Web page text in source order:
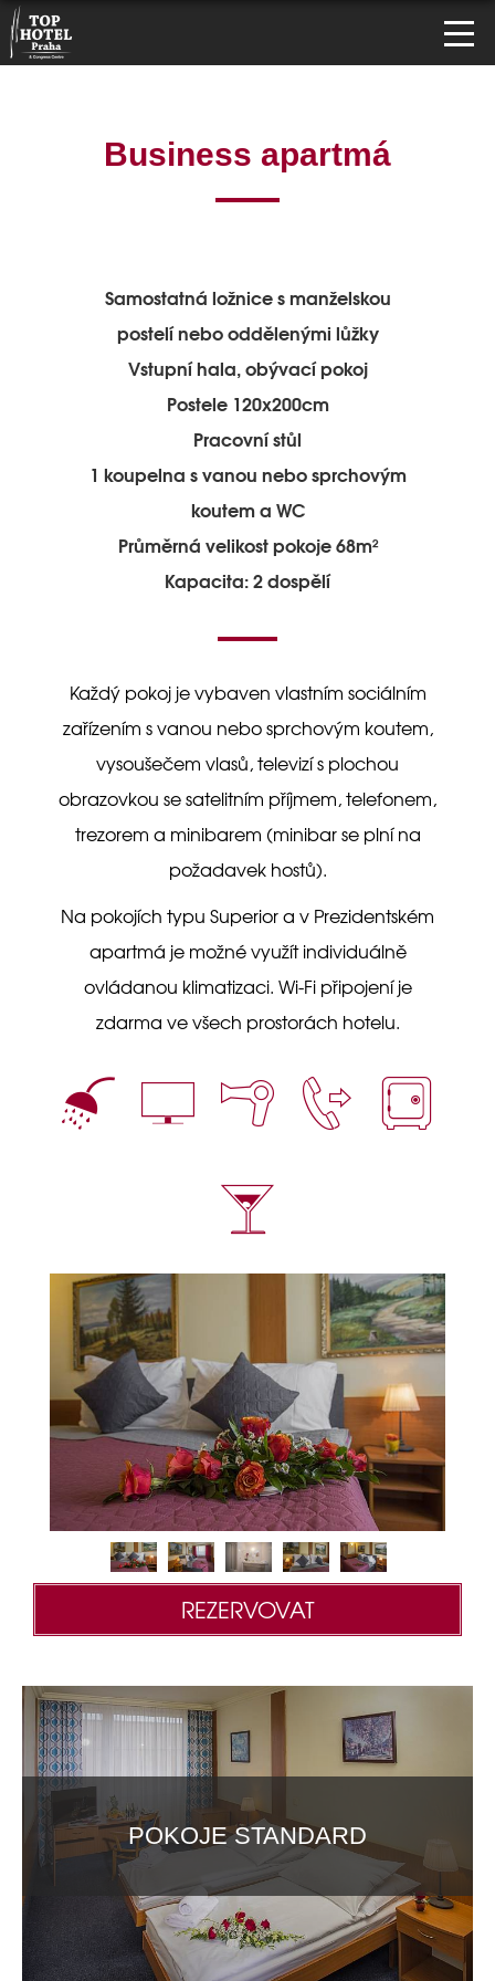
Business apartmá
Samostatná ložnice s manželskou
postelí nebo oddělenými lůžky
Vstupní hala, obývací pokoj
Postele 120x200cm
Pracovní stůl
1 koupelna s vanou nebo sprchovým
koutem a WC
Průměrná velikost pokoje 68m²
Kapacita: 2 dospělí
Každý pokoj je vybaven vlastním sociálním
zařízením s vanou nebo sprchovým koutem,
vysoušečem vlasů, televizí s plochou
obrazovkou se satelitním příjmem, telefonem,
trezorem a minibarem (minibar se plní na
požadavek hostů).
Na pokojích typu Superior a v Prezidentském
apartmá je možné využít individuálně
ovládanou klimatizaci. Wi-Fi připojení je
zdarma ve všech prostorách hotelu.
REZERVOVAT
POKOJE STANDARD